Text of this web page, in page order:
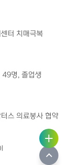
사용자
서비스
링크서
비스
터 치매극복
49명, 졸업생
스 의료봉사 협약